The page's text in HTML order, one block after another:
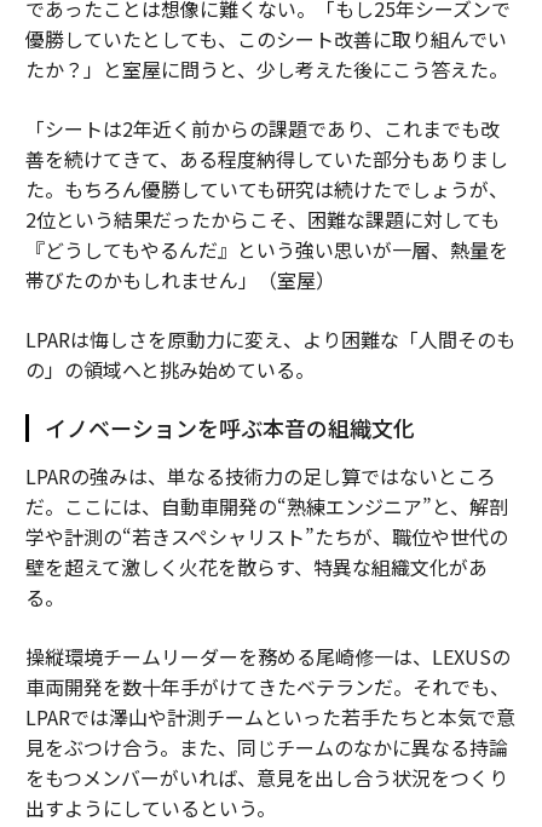
であったことは想像に難くない。「もし25年シーズンで
優勝していたとしても、このシート改善に取り組んでい
たか？」と室屋に問うと、少し考えた後にこう答えた。
「シートは2年近く前からの課題であり、これまでも改
善を続けてきて、ある程度納得していた部分もありまし
た。もちろん優勝していても研究は続けたでしょうが、
2位という結果だったからこそ、困難な課題に対しても
『どうしてもやるんだ』という強い思いが一層、熱量を
帯びたのかもしれません」（室屋）
LPARは悔しさを原動力に変え、より困難な「人間そのも
の」の領域へと挑み始めている。
イノベーションを呼ぶ本音の組織文化
LPARの強みは、単なる技術力の足し算ではないところ
だ。ここには、自動車開発の“熟練エンジニア”と、解剖
学や計測の“若きスペシャリスト”たちが、職位や世代の
壁を超えて激しく火花を散らす、特異な組織文化があ
る。
操縦環境チームリーダーを務める尾崎修一は、LEXUSの
車両開発を数十年手がけてきたベテランだ。それでも、
LPARでは澤山や計測チームといった若手たちと本気で意
見をぶつけ合う。また、同じチームのなかに異なる持論
をもつメンバーがいれば、意見を出し合う状況をつくり
出すようにしているという。